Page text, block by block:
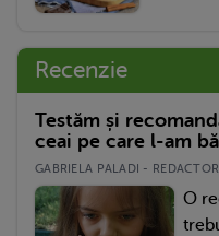
Recenzie
Testăm și
ceai pe care l-am
GABRIELA PALADI -
O